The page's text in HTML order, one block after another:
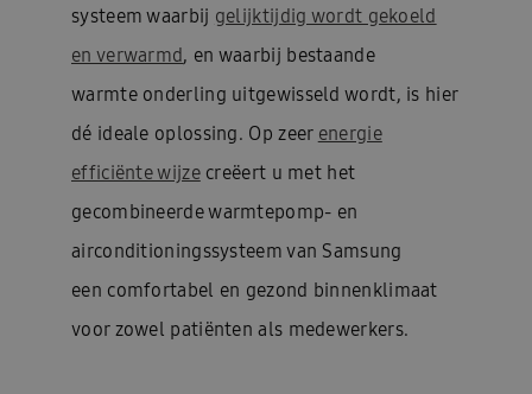
systeem waarbij gelijktijdig wordt gekoeld
en verwarmd, en waarbij bestaande
warmte onderling uitgewisseld wordt, is hier
dé ideale oplossing. Op zeer energie
efficiënte wijzecreëert u met het
gecombineerde warmtepomp- en
airconditioningssysteem van Samsung
een comfortabel en gezond binnenklimaat
voor zowel patiënten als medewerkers.